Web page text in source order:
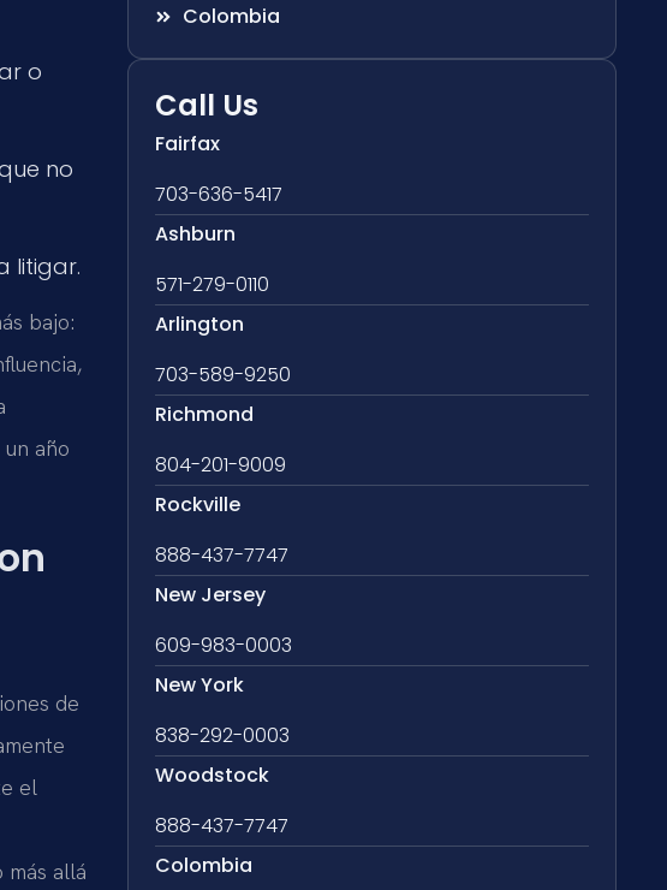
o
no
litigar.
bajo:
año
de
el
allá
Colombia
Call Us
Fairfax
703-636-5417
Ashburn
571-279-0110
Arlington
703-589-9250
Richmond
804-201-9009
Rockville
888-437-7747
New Jersey
609-983-0003
New York
838-292-0003
Woodstock
888-437-7747
Colombia